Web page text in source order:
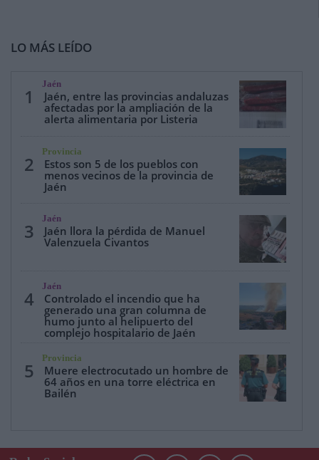
LO MÁS LEÍDO
1
Jaén
Jaén, entre las provincias andaluzas
afectadas por la ampliación de la
alerta alimentaria por Listeria
2
Provincia
Estos son 5 de los pueblos con
menos vecinos de la provincia de
Jaén
3
Jaén
Jaén llora la pérdida de Manuel
Valenzuela Civantos
4
Jaén
Controlado el incendio que ha
generado una gran columna de
humo junto al helipuerto del
complejo hospitalario de Jaén
5
Provincia
Muere electrocutado un hombre de
64 años en una torre eléctrica en
Bailén